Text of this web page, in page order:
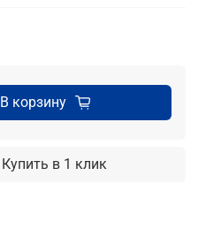
В корзину
Купить в 1 клик